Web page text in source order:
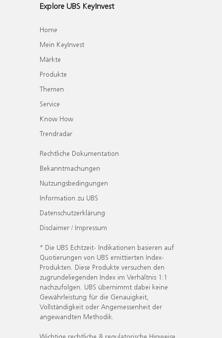
Explore UBS KeyInvest
Home
Mein KeyInvest
Märkte
Produkte
Themen
Service
Know How
Trendradar
Rechtliche Dokumentation
Bekanntmachungen
Nutzungsbedingungen
Information zu UBS
Datenschutzerklärung
Disclaimer / Impressum
* Die UBS Echtzeit- Indikationen basieren auf
Quotierungen von UBS emittierten Index-
Produkten. Diese Produkte versuchen den
zugrundeliegenden Index im Verhältnis 1:1
nachzufolgen. UBS übernimmt dabei keine
Gewährleistung für die Genauigkeit,
Vollständigkeit oder Angemessenheit der
angewandten Methodik.